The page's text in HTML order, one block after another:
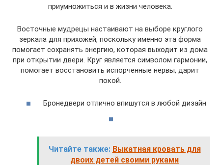
приумножиться и в жизни человека.
Восточные мудрецы настаивают на выборе круглого
зеркала для прихожей, поскольку именно эта форма
помогает сохранять энергию, которая выходит из дома
при открытии двери. Круг является символом гармонии,
помогает восстановить испорченные нервы, дарит
покой.
Бронедвери отлично впишутся в любой дизайн
Читайте также: Выкатная кровать для
двоих детей своими руками